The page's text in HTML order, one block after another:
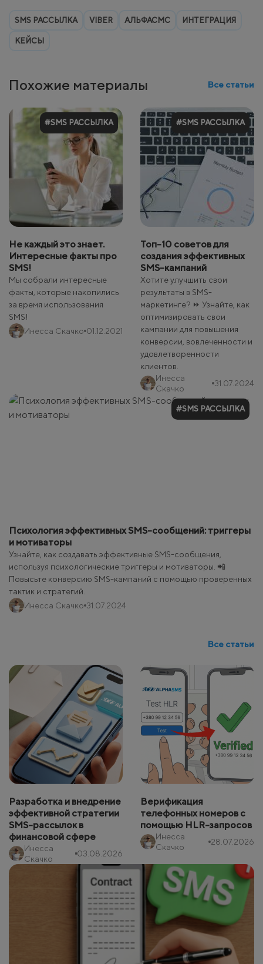
SMS РАССЫЛКА VIBER АЛЬФАСМС ИНТЕГРАЦИЯ
КЕЙСЫ
Похожие материалы Все статьи
#SMS РАССЫЛКА
Не каждый это знает.
Интересные факты про
SMS!
Мы собрали интересные
факты, которые накопились
за время использования
SMS!
Инесса Скачко 01.12.2021
#SMS РАССЫЛКА
Топ-10 советов для
создания эффективных
SMS-кампаний
Хотите улучшить свои
результаты в SMS-
маркетинге? ⏩ Узнайте, как
оптимизировать свои
кампании для повышения
конверсии, вовлеченности и
удовлетворенности
клиентов.
Инесса
Скачко
31.07.2024
#SMS РАССЫЛКА
Психология эффективных SMS-сообщений: триггеры
и мотиваторы
Узнайте, как создавать эффективные SMS-сообщения,
используя психологические триггеры и мотиваторы. 📲
Повысьте конверсию SMS-кампаний с помощью проверенных
тактик и стратегий.
Инесса Скачко 31.07.2024
Все статьи
Разработка и внедрение
эффективной стратегии
SMS-рассылок в
финансовой сфере
Инесса
Скачко
03.08.2026
Верификация
телефонных номеров с
помощью HLR-запросов
Инесса
Скачко
28.07.2026